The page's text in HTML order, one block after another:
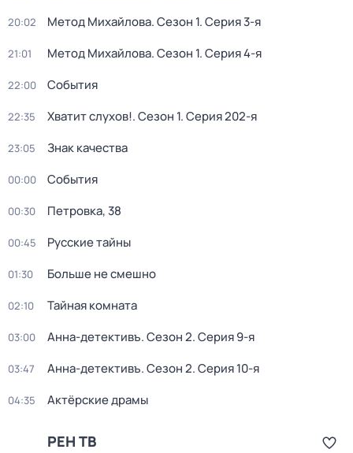
20:02 Метод Михайлова. Сезон 1. Серия 3-я
21:01 Метод Михайлова. Сезон 1. Серия 4-я
22:00 События
22:35 Хватит слухов!. Сезон 1. Серия 202-я
23:05 Знак качества
00:00 События
00:30 Петровка, 38
00:45 Русские тайны
01:30 Больше не смешно
02:10 Тайная комната
03:00 Анна-детективъ. Сезон 2. Серия 9-я
03:47 Анна-детективъ. Сезон 2. Серия 10-я
04:35 Актёрские драмы
РЕН ТВ